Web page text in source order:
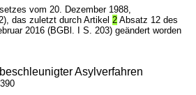
vom 20. Dezember 1988,
das zuletzt durch Artikel2 Absatz 12 des
2016 (BGBl. I S. 203) geändert worden
Asylverfahren